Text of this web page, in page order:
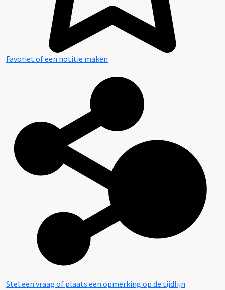
Favoriet of een notitie maken
Stel een vraag of plaats een opmerking op de tijdlijn